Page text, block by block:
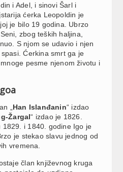
i Adel, i sinovi Šarl i
ćerka Leopoldin je
je bilo 19 godina. Ubrzo
zbog teških haljina,
S njom se udavio i njen
Ćerkina smrt ga je
pesme njenom životu i
„ Han Islanđanin“ izdao
Žargal“ izdao je 1826.
i 1840. godine Igo je
je stekao slavu jednog od
vremena.
član književnog kruga